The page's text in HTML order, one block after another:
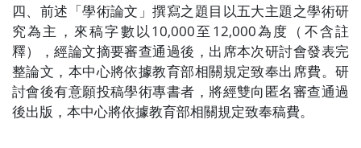
四、前述「學術論文」撰寫之題目以五大主題之學術研
究為主，來稿字數以10,000至 12,000為度（不含註
釋），經論文摘要審查通過後，出席本次研討會發表完
整論文，本中心將依據教育部相關規定致奉出席費。研
討會後有意願投稿學術專書者，將經雙向匿名審查通過
後出版，本中心將依據教育部相關規定致奉稿費。